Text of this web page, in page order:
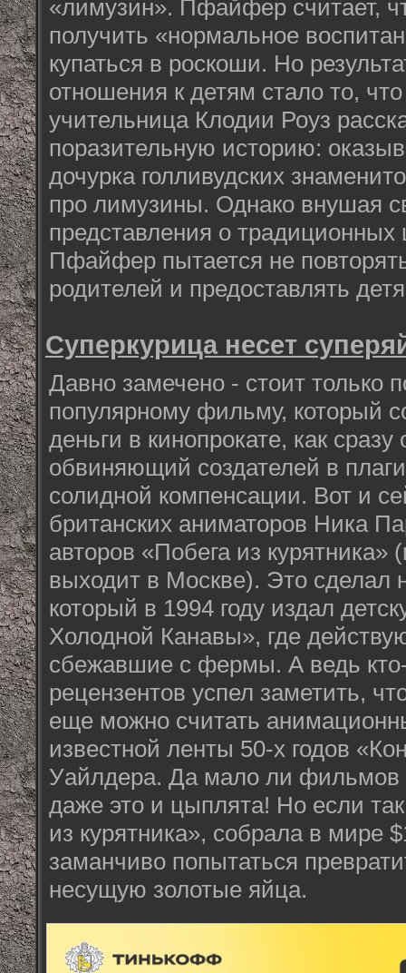
«лимузин». Пфайфер считает,
получить «нормальное
купаться в роскоши. Но
отношения к детям стало то,
учительница Клодии Роуз
поразительную историю:
дочурка голливудских
про лимузины. Однако внушая
представления о
Пфайфер пытается не
родителей и предоставлять
Суперкурица несет
Давно замечено - стоит только
популярному фильму, который
деньги в кинопрокате, как
обвиняющий создателей в
солидной компенсации. Вот и
британских аниматоров Ника
авторов «Побега из курятника»
выходит в Москве). Это сделал
который в 1994 году издал
Холодной Канавы», где
сбежавшие с фермы. А ведь
рецензентов успел заметить,
еще можно считать
известной ленты 50-х годов
Уайлдера. Да мало ли фильмов
даже это и цыплята! Но если
из курятника», собрала в мире
заманчиво попытаться
несущую золотые яйца.